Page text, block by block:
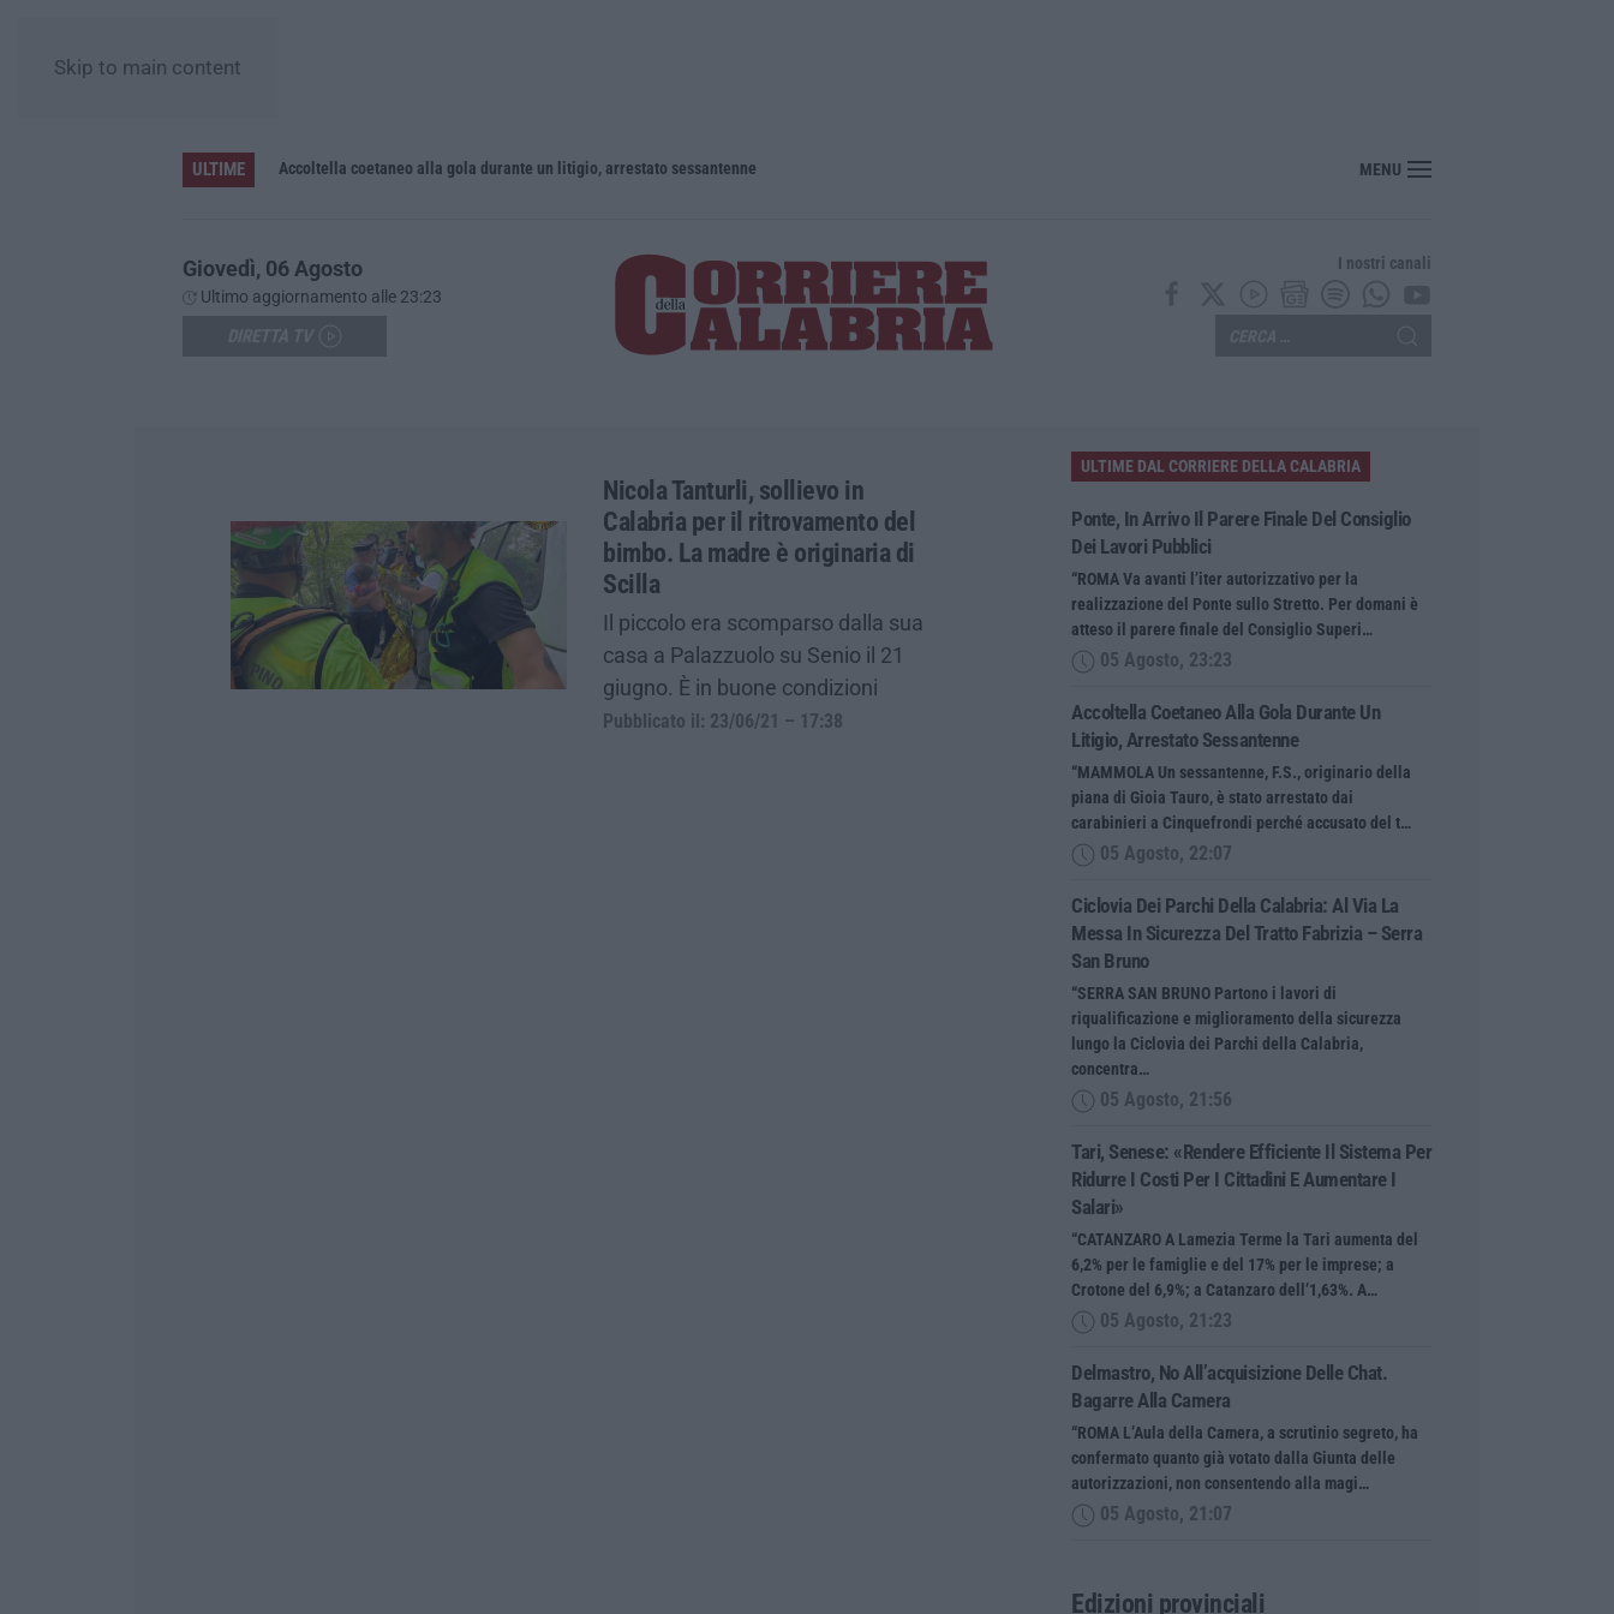
Skip to main content
ULTIME Accoltella coetaneo alla gola durante un litigio, arrestato sessantenne MENU
Giovedì, 06 Agosto
Ultimo aggiornamento alle 23:23
I nostri canali
Nicola Tanturli, sollievo in
Calabria per il ritrovamento del
bimbo. La madre è originaria di
Scilla
Il piccolo era scomparso dalla sua
casa a Palazzuolo su Senio il 21
giugno. È in buone condizioni
Pubblicato il: 23/06/21 – 17:38
ULTIME DAL CORRIERE DELLA CALABRIA
Ponte, In Arrivo Il Parere Finale Del Consiglio
Dei Lavori Pubblici
“ROMA Va avanti l’iter autorizzativo per la
realizzazione del Ponte sullo Stretto. Per domani è
atteso il parere finale del Consiglio Superi…
05 Agosto, 23:23
Accoltella Coetaneo Alla Gola Durante Un
Litigio, Arrestato Sessantenne
“MAMMOLA Un sessantenne, F.S., originario della
piana di Gioia Tauro, è stato arrestato dai
carabinieri a Cinquefrondi perché accusato del t…
05 Agosto, 22:07
Ciclovia Dei Parchi Della Calabria: Al Via La
Messa In Sicurezza Del Tratto Fabrizia – Serra
San Bruno
“SERRA SAN BRUNO Partono i lavori di
riqualificazione e miglioramento della sicurezza
lungo la Ciclovia dei Parchi della Calabria,
concentra…
05 Agosto, 21:56
Tari, Senese: «Rendere Efficiente Il Sistema Per
Ridurre I Costi Per I Cittadini E Aumentare I
Salari»
“CATANZARO A Lamezia Terme la Tari aumenta del
6,2% per le famiglie e del 17% per le imprese; a
Crotone del 6,9%; a Catanzaro dell’1,63%. A…
05 Agosto, 21:23
Delmastro, No All’acquisizione Delle Chat.
Bagarre Alla Camera
“ROMA L’Aula della Camera, a scrutinio segreto, ha
confermato quanto già votato dalla Giunta delle
autorizzazioni, non consentendo alla magi…
05 Agosto, 21:07
Edizioni provinciali